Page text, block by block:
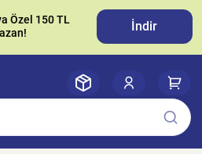
Özel 150 TL
İndir